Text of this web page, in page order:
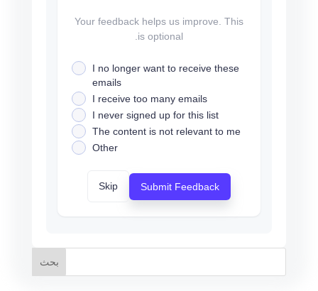
Your feedback helps us improve. This
is optional.
I no longer want to receive these
emails
I receive too many emails
I never signed up for this list
The content is not relevant to me
Other
Submit Feedback
Skip